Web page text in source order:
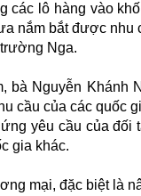
các lô hàng vào
nắm bắt được nhu
Nga.
bà Nguyễn Khánh
cầu của các quốc
yêu cầu của đối
gia khác.
mại, đặc biệt là